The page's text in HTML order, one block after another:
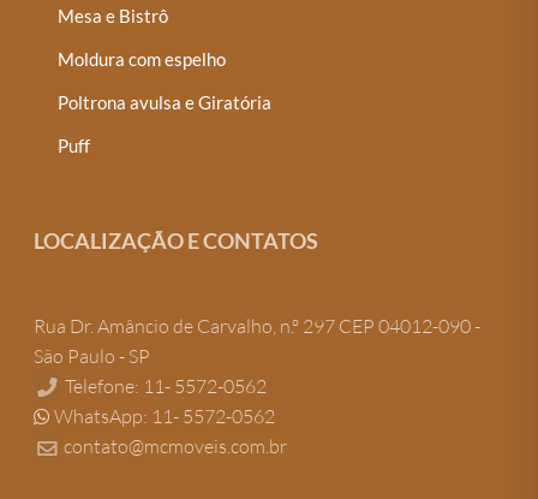
Mesa e Bistrô
Moldura com espelho
Poltrona avulsa e Giratória
Puff
LOCALIZAÇÃO E CONTATOS
Rua Dr. Amâncio de Carvalho, n.º 297 CEP 04012-090 -
São Paulo - SP
Telefone: 11- 5572-0562
WhatsApp: 11- 5572-0562
contato@mcmoveis.com.br